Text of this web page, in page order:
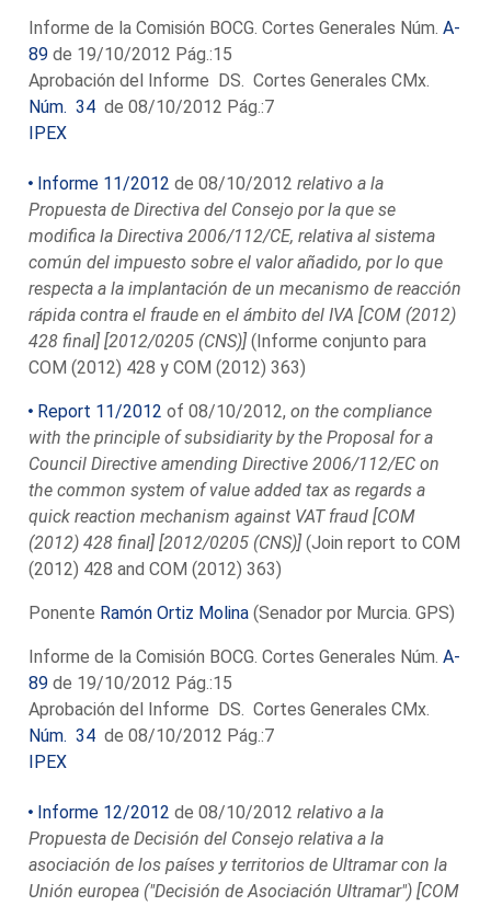
Informe de la Comisión BOCG. Cortes Generales Núm.A-
89 de 19/10/2012 Pág.:15
Aprobación del Informe DS. Cortes Generales CMx.
Núm. 34 de 08/10/2012 Pág.:7
IPEX
Informe 11/2012 de 08/10/2012 relativo a la
Propuesta de Directiva del Consejo por la que se
modifica la Directiva 2006/112/CE, relativa al sistema
común del impuesto sobre el valor añadido, por lo que
respecta a la implantación de un mecanismo de reacción
rápida contra el fraude en el ámbito del IVA [COM (2012)
428 final] [2012/0205 (CNS)](Informe conjunto para
COM (2012) 428 y COM (2012) 363)
Report 11/2012 of 08/10/2012, on the compliance
with the principle of subsidiarity by the Proposal for a
Council Directive amending Directive 2006/112/EC on
the common system of value added tax as regards a
quick reaction mechanism against VAT fraud [COM
(2012) 428 final] [2012/0205 (CNS)](Join report to COM
(2012) 428 and COM (2012) 363)
Ponente Ramón Ortiz Molina (Senador por Murcia. GPS)
Informe de la Comisión BOCG. Cortes Generales Núm.A-
89 de 19/10/2012 Pág.:15
Aprobación del Informe DS. Cortes Generales CMx.
Núm. 34 de 08/10/2012 Pág.:7
IPEX
Informe 12/2012 de 08/10/2012relativo a la
Propuesta de Decisión del Consejo relativa a la
asociación de los países y territorios de Ultramar con la
Unión europea ("Decisión de Asociación Ultramar") [COM